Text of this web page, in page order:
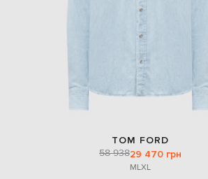
TOM FORD
58 93829 470 грн
MLXL